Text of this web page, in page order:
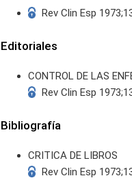
Rev Clin Esp
Editoriales
CONTROL DE LAS
Rev Clin Esp
Bibliografía
CRITICA DE LIBROS
Rev Clin Esp